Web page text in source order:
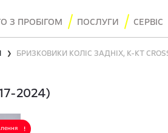
З ПРОБІГОМ ПОСЛУГИ СЕРВІС
❯
2024)